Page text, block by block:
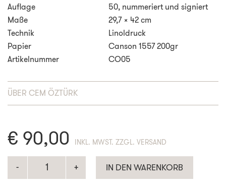
Auflage
50, nummeriert und signiert
Maße
29,7 x 42 cm
Technik
Linoldruck
Papier
Canson 1557 200gr
Artikelnummer
CO05
ÜBER CEM ÖZTÜRK
€ 90,00
IN DEN WARENKORB